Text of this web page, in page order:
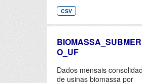
CSV
O_UF
Dados mensais
de usinas biomassa por